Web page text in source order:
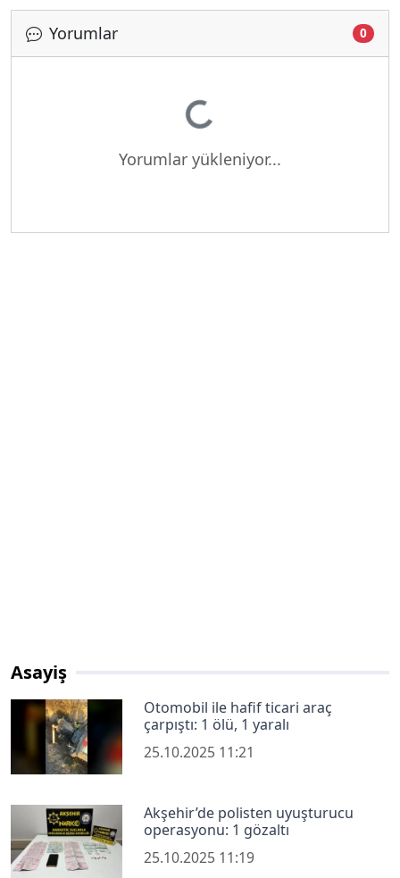
Yorumlar 0
Yükleniyor...
Yorumlar yükleniyor...
Asayiş
Otomobil ile hafif ticari araç
çarpıştı: 1 ölü, 1 yaralı
25.10.2025 11:21
Akşehir’de polisten uyuşturucu
operasyonu: 1 gözaltı
25.10.2025 11:19